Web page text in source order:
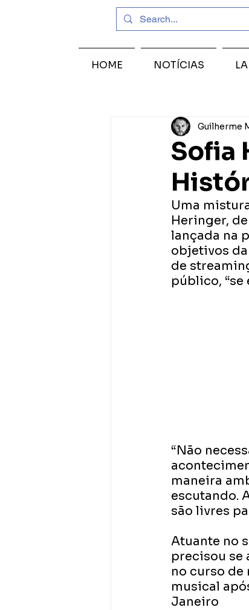
Sofia
Guilherme
Uma
Heringer,
lançada na
objetivos
de
público, “se
“Não
maneira
escutando.
são livres
Atuante no
precisou se
no curso de
musical
Janeiro
HOME NOTÍCIAS